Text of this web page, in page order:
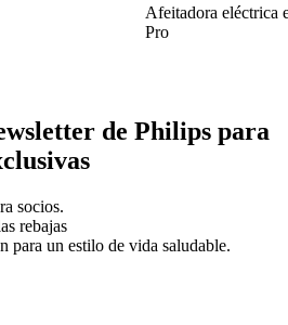
Afeitadora eléctrica
Pro
de Philips para
socios.
rebajas
para un estilo de vida saludable.